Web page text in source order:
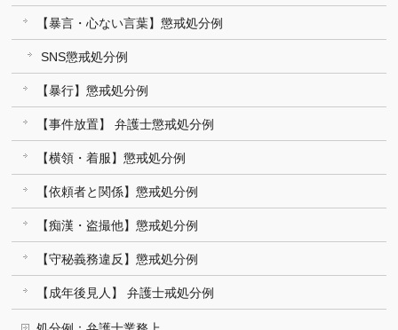
【暴言・心ない言葉】懲戒処分例
SNS懲戒処分例
【暴行】懲戒処分例
【事件放置】 弁護士懲戒処分例
【横領・着服】懲戒処分例
【依頼者と関係】懲戒処分例
【痴漢・盗撮他】懲戒処分例
【守秘義務違反】懲戒処分例
【成年後見人】 弁護士戒処分例